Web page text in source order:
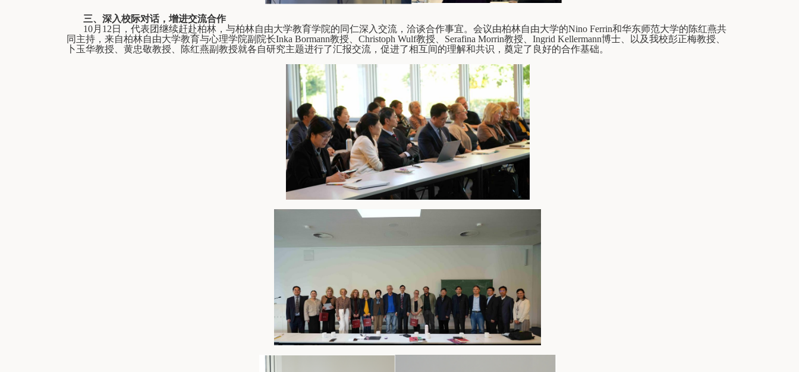
三、深入校际对话，增进交流合作
10月 12 日，代表团继续赶赴柏林，与柏林自由大学教育学院的同仁深入交流，洽谈合作事宜。会议由柏林自由大学的Nino Ferrin和华东师范大学的陈红燕共
同主持，来自柏林自由大学教育与心理学院副院长Inka Bormann教授、 Christoph Wulf教授、 Serafina Morrin教授、 Ingrid Kellermann博士、以及我校彭正梅教授、
卜玉华教授、黄忠敬教授、陈红燕副教授就各自研究主题进行了汇报交流，促进了相互间的理解和共识，奠定了良好的合作基础。